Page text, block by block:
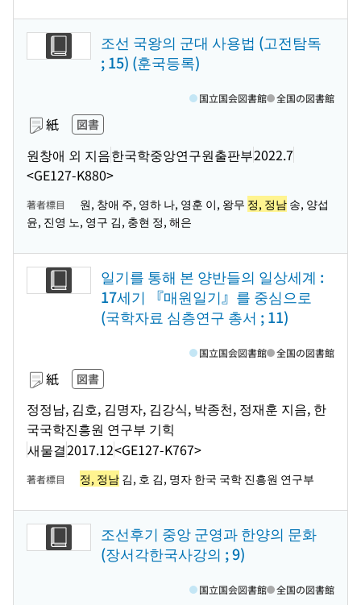
조선 국왕의 군대 사용법 (고전탐독
; 15) (훈국등록)
紙 図書
원창애 외 지음한국학중앙연구원출판부2022.7
<GE127-K880>
国立国会図書館 全国の図書館
著者標目 원, 창애 주, 영하 나, 영훈 이, 왕무 정, 정남 송, 양섭
윤, 진영 노, 영구 김, 충현 정, 해은
일기를 통해 본 양반들의 일상세계 :
17세기 『매원일기』를 중심으로
(국학자료 심층연구 총서 ; 11)
紙 図書
정정남, 김호, 김명자, 김강식, 박종천, 정재훈 지음, 한
국국학진흥원 연구부 기힉
새물결2017.12<GE127-K767>
国立国会図書館 全国の図書館
著者標目 정, 정남 김, 호 김, 명자 한국 국학 진흥원 연구부
조선후기 중앙 군영과 한양의 문화
(장서각한국사강의 ; 9)
国立国会図書館 全国の図書館